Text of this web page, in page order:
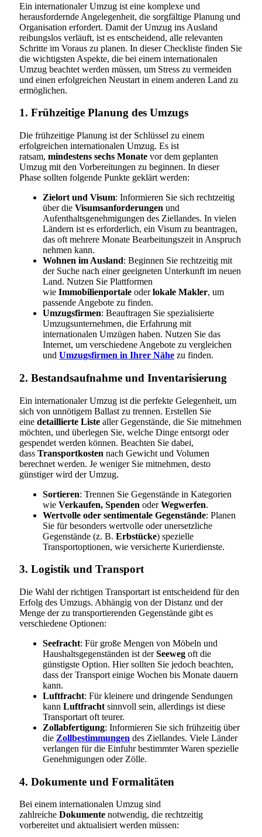
Ein internationaler Umzug ist eine komplexe und
herausfordernde Angelegenheit, die sorgfältige Planung und
Organisation erfordert. Damit der Umzug ins Ausland
reibungslos verläuft, ist es entscheidend, alle relevanten
Schritte im Voraus zu planen. In dieser Checkliste finden Sie
die wichtigsten Aspekte, die bei einem internationalen
Umzug beachtet werden müssen, um Stress zu vermeiden
und einen erfolgreichen Neustart in einem anderen Land zu
ermöglichen.
1. Frühzeitige Planung des Umzugs
Die frühzeitige Planung ist der Schlüssel zu einem
erfolgreichen internationalen Umzug. Es ist
ratsam, mindestens sechs Monate vor dem geplanten
Umzug mit den Vorbereitungen zu beginnen. In dieser
Phase sollten folgende Punkte geklärt werden:
Zielort und Visum: Informieren Sie sich rechtzeitig
über die Visumsanforderungen und
Aufenthaltsgenehmigungen des Ziellandes. In vielen
Ländern ist es erforderlich, ein Visum zu beantragen,
das oft mehrere Monate Bearbeitungszeit in Anspruch
nehmen kann.
Wohnen im Ausland: Beginnen Sie rechtzeitig mit
der Suche nach einer geeigneten Unterkunft im neuen
Land. Nutzen Sie Plattformen
wie Immobilienportale oderlokale Makler, um
passende Angebote zu finden.
Umzugsfirmen: Beauftragen Sie spezialisierte
Umzugsunternehmen, die Erfahrung mit
internationalen Umzügen haben. Nutzen Sie das
Internet, um verschiedene Angebote zu vergleichen
und Umzugsfirmen in Ihrer Nähe zu finden.
2. Bestandsaufnahme und Inventarisierung
Ein internationaler Umzug ist die perfekte Gelegenheit, um
sich von unnötigem Ballast zu trennen. Erstellen Sie
eine detaillierte Liste aller Gegenstände, die Sie mitnehmen
möchten, und überlegen Sie, welche Dinge entsorgt oder
gespendet werden können. Beachten Sie dabei,
dass Transportkosten nach Gewicht und Volumen
berechnet werden. Je weniger Sie mitnehmen, desto
günstiger wird der Umzug.
Sortieren: Trennen Sie Gegenstände in Kategorien
wie Verkaufen, Spenden oderWegwerfen.
Wertvolle oder sentimentale Gegenstände: Planen
Sie für besonders wertvolle oder unersetzliche
Gegenstände (z. B. Erbstücke) spezielle
Transportoptionen, wie versicherte Kurierdienste.
3. Logistik und Transport
Die Wahl der richtigen Transportart ist entscheidend für den
Erfolg des Umzugs. Abhängig von der Distanz und der
Menge der zu transportierenden Gegenstände gibt es
verschiedene Optionen:
Seefracht: Für große Mengen von Möbeln und
Haushaltsgegenständen ist derSeeweg oft die
günstigste Option. Hier sollten Sie jedoch beachten,
dass der Transport einige Wochen bis Monate dauern
kann.
Luftfracht: Für kleinere und dringende Sendungen
kann Luftfracht sinnvoll sein, allerdings ist diese
Transportart oft teurer.
Zollabfertigung: Informieren Sie sich frühzeitig über
die Zollbestimmungen des Ziellandes. Viele Länder
verlangen für die Einfuhr bestimmter Waren spezielle
Genehmigungen oder Zölle.
4. Dokumente und Formalitäten
Bei einem internationalen Umzug sind
zahlreiche Dokumente notwendig, die rechtzeitig
vorbereitet und aktualisiert werden müssen: